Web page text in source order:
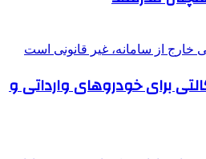
برای خودروهای وارداتی و